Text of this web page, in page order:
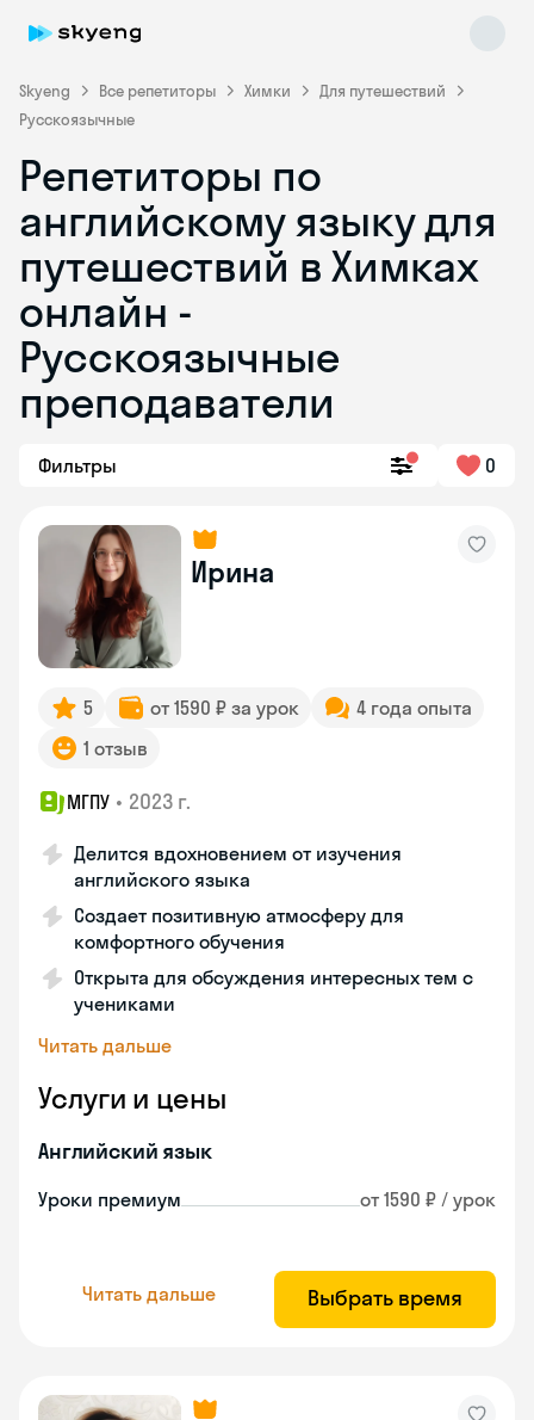
Skyeng Все репетиторы Химки
Для путешествий
Русскоязычные
Репетиторы по
английскому языку для
путешествий в Химках
онлайн -
Русскоязычные
преподаватели
Фильтры 0
Ирина
5 от 1590 ₽ за урок
4 года опыта
1 отзыв
МГПУ • 2023 г.
Делится вдохновением от изучения
английского языка
Создает позитивную атмосферу для
комфортного обучения
Открыта для обсуждения интересных тем с
учениками
Читать дальше
Услуги и цены
Английский язык
Уроки премиум от 1590 ₽ / урок
Читать дальше Выбрать время
Skyeng Chat